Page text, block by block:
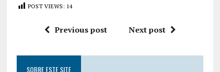
POST VIEWS: 14
Previous post Next post
SOBRE ESTE SITE